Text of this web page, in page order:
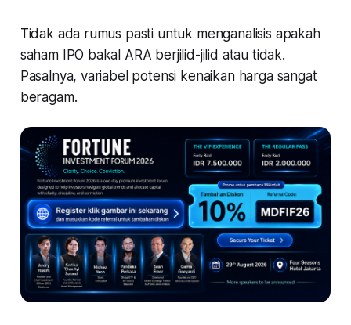
Tidak ada rumus pasti untuk menganalisis apakah
saham IPO bakal ARA berjilid-jilid atau tidak.
Pasalnya, variabel potensi kenaikan harga sangat
beragam.